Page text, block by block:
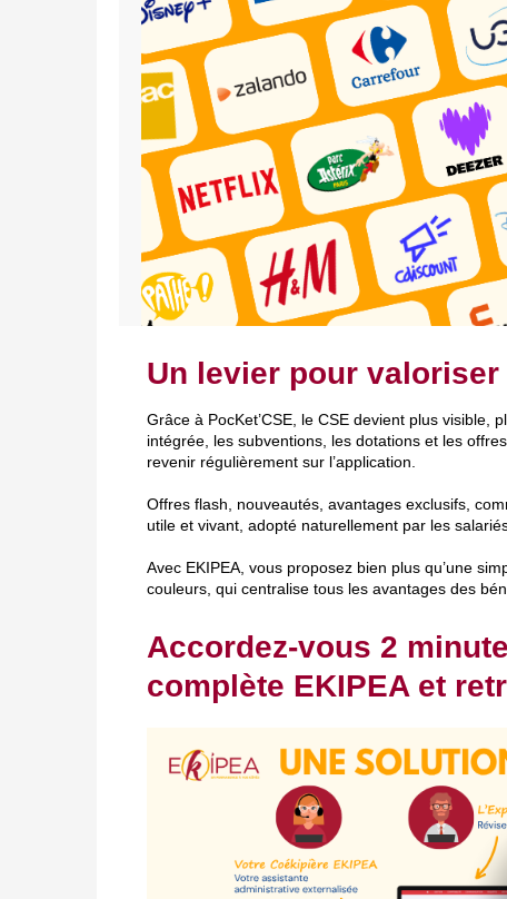
Un levier pour valoriser
Grâce à PocKet’CSE, le CSE devient plus
intégrée, les subventions, les dotations et les
revenir régulièrement sur l’application.
Offres flash, nouveautés, avantages exclusifs,
utile et vivant, adopté naturellement par les
Avec EKIPEA, vous proposez bien plus qu’une
couleurs, qui centralise tous les avantages des
Accordez-vous 2
complète EKIPEA et